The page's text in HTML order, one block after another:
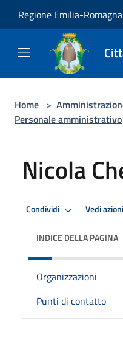
Regione Emilia-Romagna
Home >
Personale amministrativo
Nicola
Condividi Vedi azioni
INDICE DELLA PAGINA
Organizzazioni
Punti di contatto